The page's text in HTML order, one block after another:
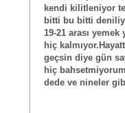
kendi kilitleniyor
bitti bu bitti
19-21 arası
hiç
geçsin diye gün
hiç
dede ve nineler